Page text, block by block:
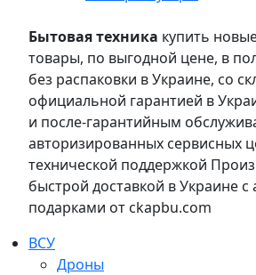
Бытовая техника купить
товары, по выгодной цене, в
без распаковки в Украине, со
официальной гарантией в
и после-гарантийным
авторизированных сервисных
технической поддержкой
быстрой доставкой в Украине с
подарками от ckapbu.com
ВСУ
Дроны